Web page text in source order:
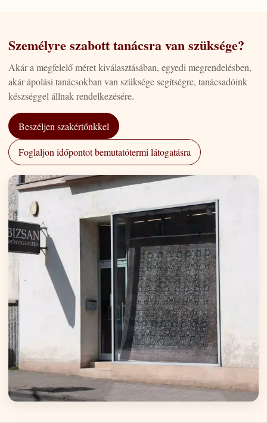
Személyre szabott tanácsra van szüksége?
Akár a megfelelő méret kiválasztásában, egyedi megrendelésben,
akár ápolási tanácsokban van szüksége segítségre, tanácsadóink
készséggel állnak rendelkezésére.
Beszéljen szakértőnkkel
Foglaljon időpontot bemutatótermi látogatásra